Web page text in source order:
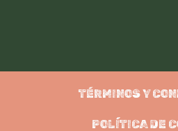
TÉRMINOS Y
POLÍTICA DE